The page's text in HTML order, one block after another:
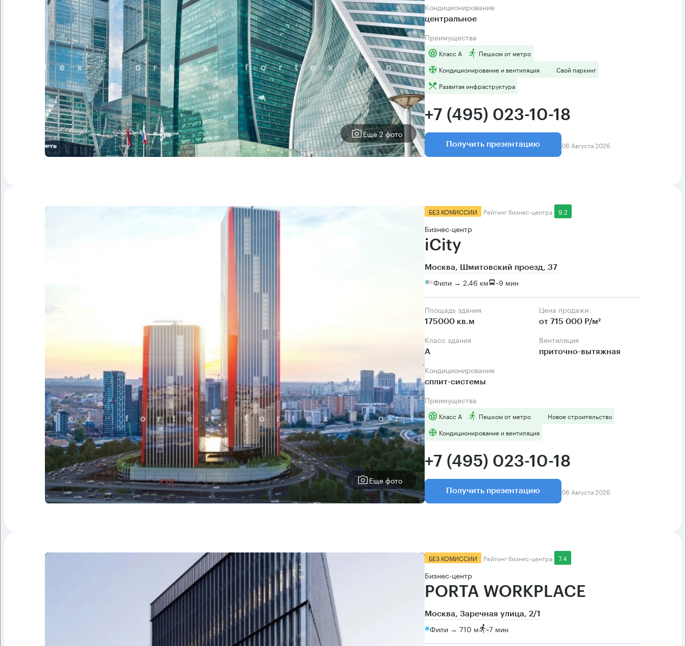
Еще 2 фото
Кондиционирование
центральное
Преимущества
Класс А
Пешком от метро
Кондиционирование и вентиляция
Свой паркинг
Развитая инфраструктура
+7 (495) 023-10-18
Получить презентацию 06 Августа 2026
Еще фото
БЕЗ КОМИССИИ Рейтинг бизнес-центра 9.2
Бизнес-центр
iCity
Москва, Шмитовский проезд, 37
Фили → 2.46 км ~9 мин
Площадь здания
175000 кв.м
Цена продажи
от 715 000 Р/м²
Класс здания
А
Вентиляция
приточно-вытяжная
Кондиционирование
сплит-системы
Преимущества
Класс А Пешком от метро
Новое строительство
Кондиционирование и вентиляция
+7 (495) 023-10-18
Получить презентацию 06 Августа 2026
БЕЗ КОМИССИИ Рейтинг бизнес-центра 7.4
Бизнес-центр
PORTA WORKPLACE
Москва, Заречная улица, 2/1
Фили → 710 м ~7 мин